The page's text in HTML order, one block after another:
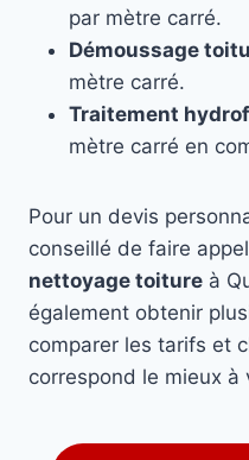
par mètre carré.
Démoussage
mètre carré.
Traitement
mètre carré en
Pour un devis
conseillé de faire
nettoyage toiture à
également obtenir
comparer les tarifs et
correspond le mieux à